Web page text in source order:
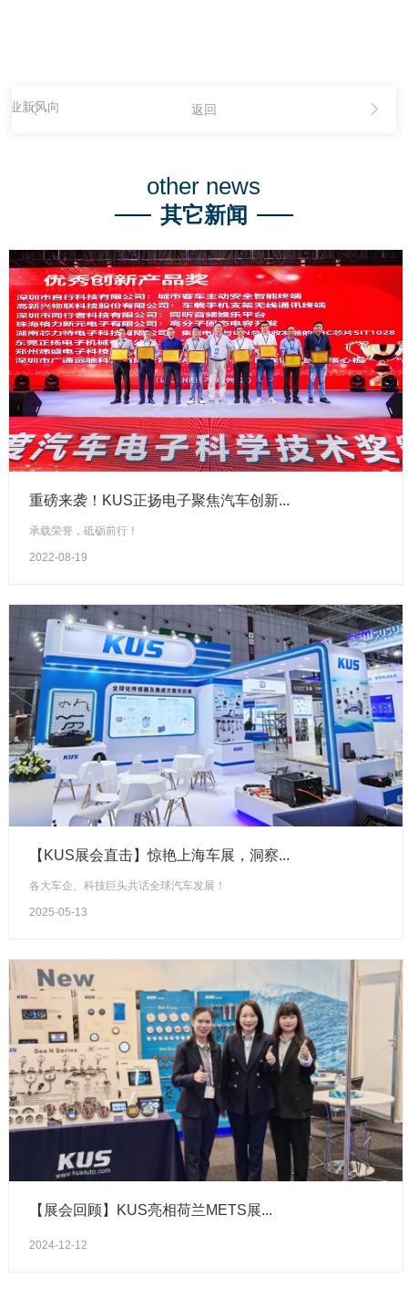
返回
业新风向
other news
其它新闻
重磅来袭！KUS正扬电子聚焦汽车创新...
承载荣誉，砥砺前行！
2022-08-19
【KUS展会直击】惊艳上海车展，洞察...
各大车企、科技巨头共话全球汽车发展！
2025-05-13
【展会回顾】KUS亮相荷兰METS展...
2024-12-12